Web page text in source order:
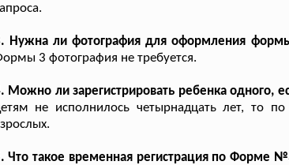
Нужна ли фотография для оформления
3 фотография не требуется.
Можно ли зарегистрировать ребенка одного,
не исполнилось четырнадцать лет, то
Что такое временная регистрация по Форме